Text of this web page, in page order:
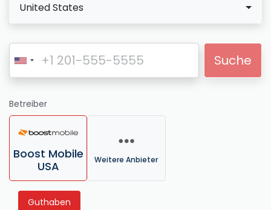
United States
Suche
Betreiber
Boost Mobile
USA
Weitere Anbieter
Guthaben